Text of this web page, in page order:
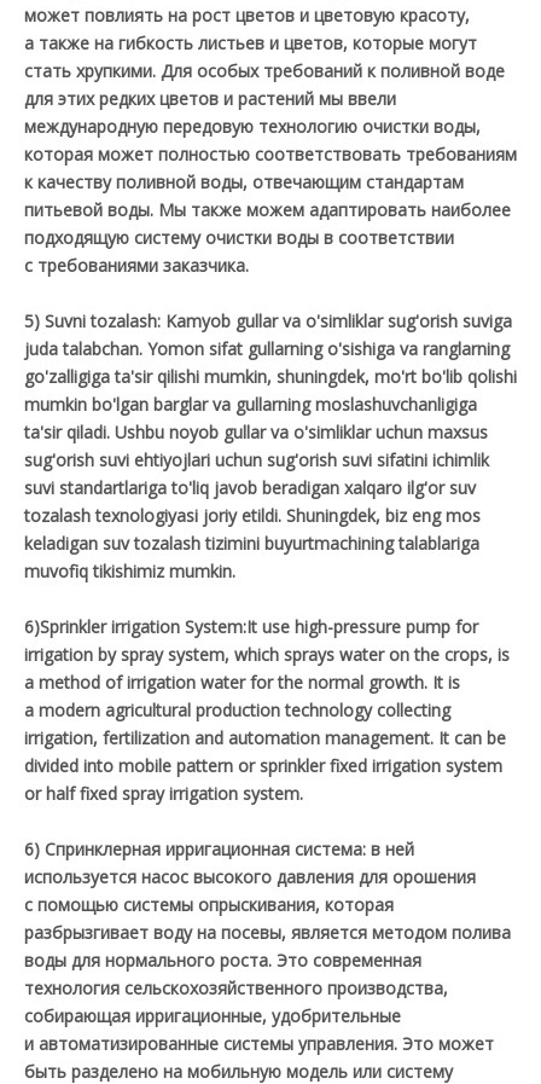
может повлиять на рост цветов и цветовую красоту,
а также на гибкость листьев и цветов, которые могут
стать хрупкими. Для особых требований к поливной воде
для этих редких цветов и растений мы ввели
международную передовую технологию очистки воды,
которая может полностью соответствовать требованиям
к качеству поливной воды, отвечающим стандартам
питьевой воды. Мы также можем адаптировать наиболее
подходящую систему очистки воды в соответствии
с требованиями заказчика.
5) Suvni tozalash: Kamyob gullar va o'simliklar sug'orish suviga
juda talabchan. Yomon sifat gullarning o'sishiga va ranglarning
go'zalligiga ta'sir qilishi mumkin, shuningdek, mo'rt bo'lib qolishi
mumkin bo'lgan barglar va gullarning moslashuvchanligiga
ta'sir qiladi. Ushbu noyob gullar va o'simliklar uchun maxsus
sug'orish suvi ehtiyojlari uchun sug'orish suvi sifatini ichimlik
suvi standartlariga to'liq javob beradigan xalqaro ilg'or suv
tozalash texnologiyasi joriy etildi. Shuningdek, biz eng mos
keladigan suv tozalash tizimini buyurtmachining talablariga
muvofiq tikishimiz mumkin.
6)Sprinkler irrigation System:It use high-pressure pump for
irrigation by spray system, which sprays water on the crops, is
a method of irrigation water for the normal growth. It is
a modern agricultural production technology collecting
irrigation, fertilization and automation management. It can be
divided into mobile pattern or sprinkler fixed irrigation system
or half fixed spray irrigation system.
6) Спринклерная ирригационная система: в ней
используется насос высокого давления для орошения
с помощью системы опрыскивания, которая
разбрызгивает воду на посевы, является методом полива
воды для нормального роста. Это современная
технология сельскохозяйственного производства,
собирающая ирригационные, удобрительные
и автоматизированные системы управления. Это может
быть разделено на мобильную модель или систему